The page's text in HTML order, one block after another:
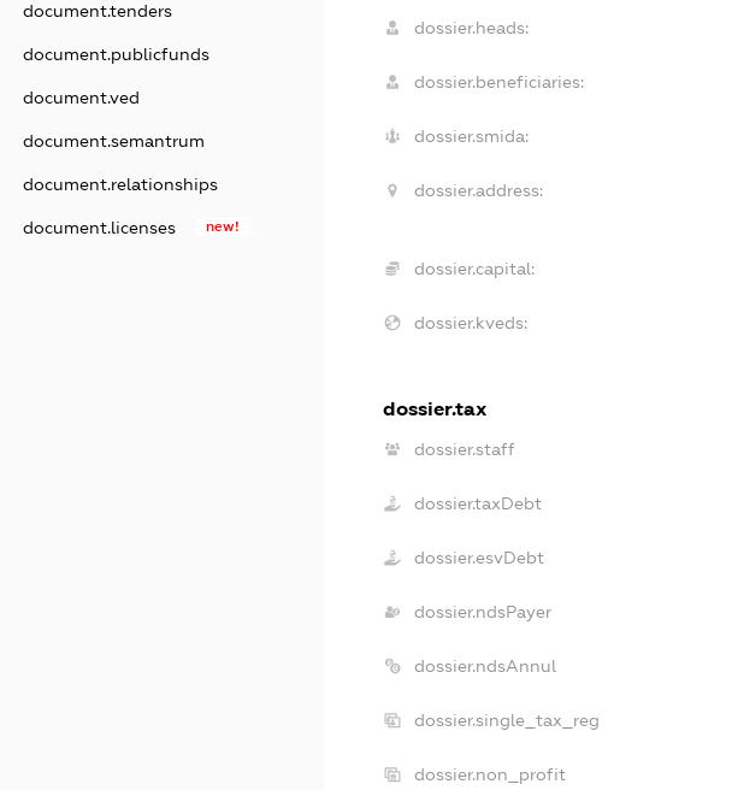
document.tenders
document.publicfunds
document.ved
document.semantrum
document.relationships
document.licenses new!
dossier.heads:
dossier.beneficiaries:
dossier.smida:
dossier.address:
dossier.capital:
dossier.kveds:
dossier.tax
dossier.staff
dossier.taxDebt
dossier.esvDebt
dossier.ndsPayer
dossier.ndsAnnul
dossier.single_tax_reg
dossier.non_profit